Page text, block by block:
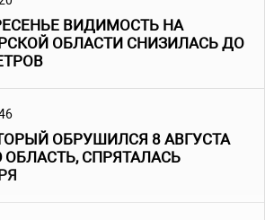
ВИДИМОСТЬ НА
ОБЛАСТИ СНИЗИЛАСЬ ДО
ОБРУШИЛСЯ 8 АВГУСТА
СПРЯТАЛАСЬ